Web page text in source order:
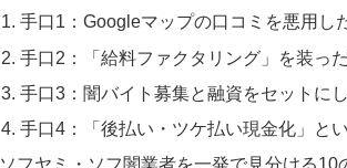
手口1：Googleマップの口コミを悪用し
手口2：「給料ファクタリング」を装っ
手口3：闇バイト募集と融資をセットに
手口4：「後払い・ツケ払い現金化」と
ソフヤミ・ソフ闇業者を一発で見分ける10